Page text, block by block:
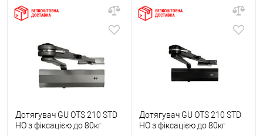
Дотягувач GU ОТS 210 STD
HO з фіксацією до 80кг
Дотягувач GU ОТS 210 STD
HO з фіксацією до 80кг